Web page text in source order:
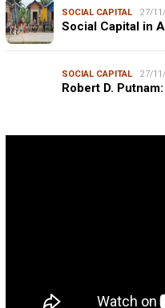
SOCIAL CAPITAL 27/
Social Capital in
SOCIAL CAPITAL 27/
Robert D.